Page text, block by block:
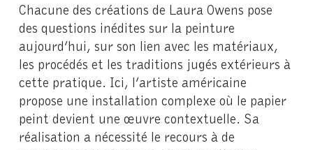
Chacune des créations de Laura Owens pose
des questions inédites sur la peinture
aujourd’hui, sur son lien avec les matériaux,
les procédés et les traditions jugés extérieurs à
cette pratique. Ici, l’artiste américaine
propose une installation complexe où le papier
peint devient une œuvre contextuelle. Sa
réalisation a nécessité le recours à de